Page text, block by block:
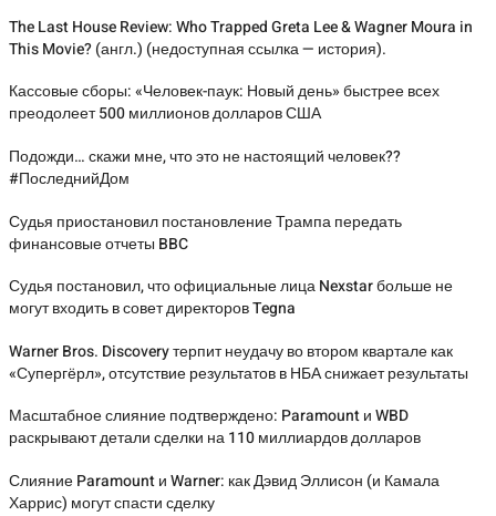
The Last House Review: Who Trapped Greta Lee & Wagner Moura in
This Movie? (англ.) (недоступная ссылка — история).
Кассовые сборы: «Человек-паук: Новый день» быстрее всех
преодолеет 500 миллионов долларов США
Подожди… скажи мне, что это не настоящий человек??
#ПоследнийДом
Судья приостановил постановление Трампа передать
финансовые отчеты BBC
Судья постановил, что официальные лица Nexstar больше не
могут входить в совет директоров Tegna
Warner Bros. Discovery терпит неудачу во втором квартале как
«Супергёрл», отсутствие результатов в НБА снижает результаты
Масштабное слияние подтверждено: Paramount и WBD
раскрывают детали сделки на 110 миллиардов долларов
Слияние Paramount и Warner: как Дэвид Эллисон (и Камала
Харрис) могут спасти сделку